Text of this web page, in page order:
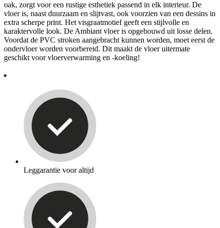
oak, zorgt voor een rustige esthetiek passend in elk interieur. De
vloer is, naast duurzaam en slijtvast, ook voorzien van een dessins in
extra scherpe print. Het visgraatmotief geeft een stijlvolle en
karaktervolle look. De Ambiant vloer is opgebouwd uit losse delen.
Voordat de PVC stroken aangebracht kunnen worden, moet eerst de
ondervloer worden voorbereid. Dit maakt de vloer uitermate
geschikt voor vloerverwarming en -koeling!
Leggarantie voor altijd